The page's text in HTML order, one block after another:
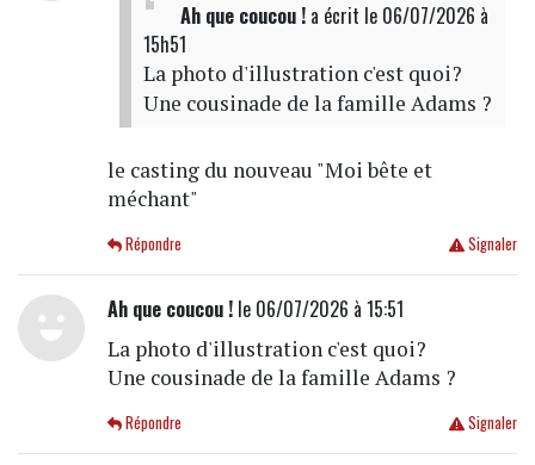
Ah que coucou !a écrit le 06/07/2026 à
15h51
La photo d'illustration c'est quoi?
Une cousinade de la famille Adams ?
le casting du nouveau "Moi bête et
méchant"
Signaler
Répondre
Ah que coucou !le 06/07/2026 à 15:51
La photo d'illustration c'est quoi?
Une cousinade de la famille Adams ?
Signaler
Répondre